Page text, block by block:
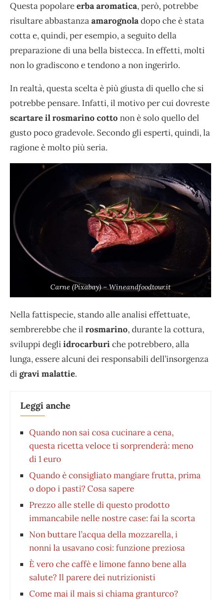
Questa popolareerba aromatica, però, potrebbe
risultare abbastanzaamarognoladopo che è stata
cotta e, quindi, per esempio, a seguito della
preparazione di una bella bistecca. In effetti, molti
non lo gradiscono e tendono a non ingerirlo.
In realtà, questa scelta è più giusta di quello che si
potrebbe pensare. Infatti, il motivo per cui dovreste
scartare il rosmarino cotto non è solo quello del
gusto poco gradevole. Secondo gli esperti, quindi, la
ragione è molto più seria.
Carne (Pixabay) – Wineandfoodtour.it
Nella fattispecie, stando alle analisi effettuate,
sembrerebbe che il rosmarino, durante la cottura,
sviluppi degliidrocarburiche potrebbero, alla
lunga, essere alcuni dei responsabili dell’insorgenza
digravi malattie.
Leggi anche
Quando non sai cosa cucinare a cena,
questa ricetta veloce ti sorprenderà: meno
di 1 euro
Quando è consigliato mangiare frutta, prima
o dopo i pasti? Cosa sapere
Prezzo alle stelle di questo prodotto
immancabile nelle nostre case: fai la scorta
Non buttare l’acqua della mozzarella, i
nonni la usavano cosi: funzione preziosa
È vero che caffè e limone fanno bene alla
salute? Il parere dei nutrizionisti
Come mai il mais si chiama granturco?